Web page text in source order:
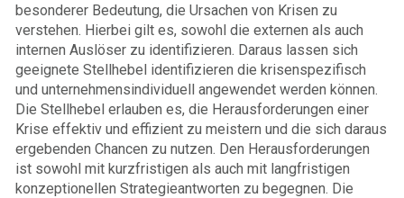
besonderer Bedeutung, die Ursachen von Krisen zu
verstehen. Hierbei gilt es, sowohl die externen als auch
internen Auslöser zu identifizieren. Daraus lassen sich
geeignete Stellhebel identifizieren die krisenspezifisch
und unternehmensindividuell angewendet werden können.
Die Stellhebel erlauben es, die Herausforderungen einer
Krise effektiv und effizient zu meistern und die sich daraus
ergebenden Chancen zu nutzen. Den Herausforderungen
ist sowohl mit kurzfristigen als auch mit langfristigen
konzeptionellen Strategieantworten zu begegnen. Die